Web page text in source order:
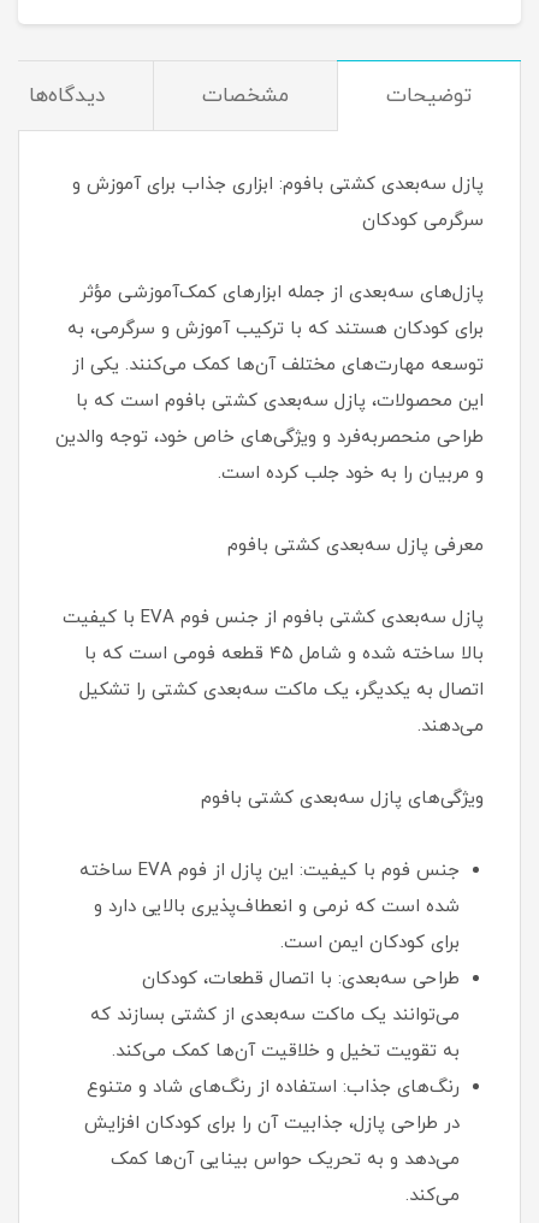
توضیحات مشخصات دیدگاه‌ها
پازل سه‌بعدی کشتی بافوم: ابزاری جذاب برای آموزش و
سرگرمی کودکان
پازل‌های سه‌بعدی از جمله ابزارهای کمک‌آموزشی مؤثر
برای کودکان هستند که با ترکیب آموزش و سرگرمی، به
توسعه مهارت‌های مختلف آن‌ها کمک می‌کنند. یکی از
این محصولات، پازل سه‌بعدی کشتی بافوم است که با
طراحی منحصربه‌فرد و ویژگی‌های خاص خود، توجه والدین
و مربیان را به خود جلب کرده است.
معرفی پازل سه‌بعدی کشتی بافوم
پازل سه‌بعدی کشتی بافوم از جنس فوم EVA با کیفیت
بالا ساخته شده و شامل ۴۵ قطعه فومی است که با
اتصال به یکدیگر، یک ماکت سه‌بعدی کشتی را تشکیل
می‌دهند.
ویژگی‌های پازل سه‌بعدی کشتی بافوم
جنس فوم با کیفیت: این پازل از فوم EVA ساخته
شده است که نرمی و انعطاف‌پذیری بالایی دارد و
برای کودکان ایمن است.
طراحی سه‌بعدی: با اتصال قطعات، کودکان
می‌توانند یک ماکت سه‌بعدی از کشتی بسازند که
به تقویت تخیل و خلاقیت آن‌ها کمک می‌کند.
رنگ‌های جذاب: استفاده از رنگ‌های شاد و متنوع
در طراحی پازل، جذابیت آن را برای کودکان افزایش
می‌دهد و به تحریک حواس بینایی آن‌ها کمک
می‌کند.